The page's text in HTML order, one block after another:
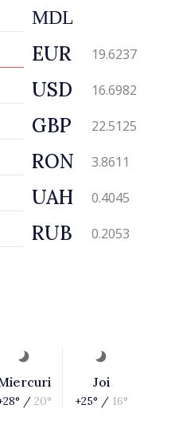
MDL
EUR 19.6237
USD 16.6982
GBP 22.5125
RON 3.8611
UAH 0.4045
RUB 0.2053
/ 20°
Joi
+25° / 16°